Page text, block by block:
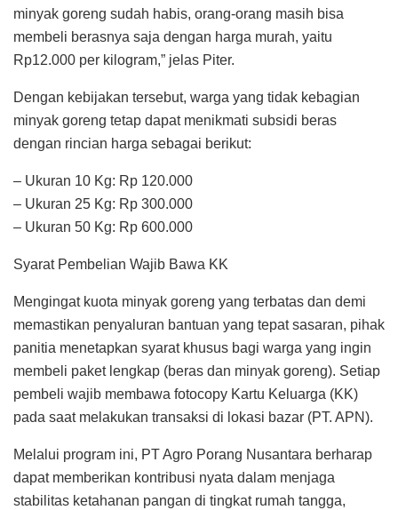
minyak goreng sudah habis, orang-orang masih bisa
membeli berasnya saja dengan harga murah, yaitu
Rp12.000 per kilogram,” jelas Piter.
Dengan kebijakan tersebut, warga yang tidak kebagian
minyak goreng tetap dapat menikmati subsidi beras
dengan rincian harga sebagai berikut:
– Ukuran 10 Kg: Rp 120.000
– Ukuran 25 Kg: Rp 300.000
– Ukuran 50 Kg: Rp 600.000
Syarat Pembelian Wajib Bawa KK
Mengingat kuota minyak goreng yang terbatas dan demi
memastikan penyaluran bantuan yang tepat sasaran, pihak
panitia menetapkan syarat khusus bagi warga yang ingin
membeli paket lengkap (beras dan minyak goreng). Setiap
pembeli wajib membawa fotocopy Kartu Keluarga (KK)
pada saat melakukan transaksi di lokasi bazar (PT. APN).
Melalui program ini, PT Agro Porang Nusantara berharap
dapat memberikan kontribusi nyata dalam menjaga
stabilitas ketahanan pangan di tingkat rumah tangga,